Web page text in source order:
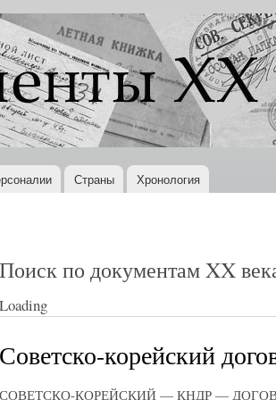
Перейти к
основному
содержанию
Страны Хронология
Поиск по документам XX
Loading
Советско-корейский
СОВЕТСКО-КОРЕЙСКИЙ — КНДР — ДОГОВОР